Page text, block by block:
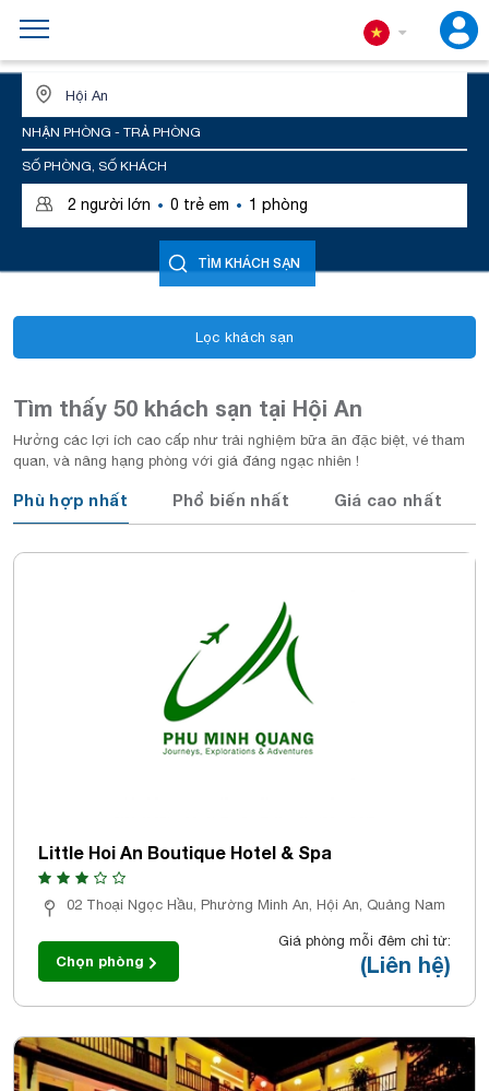
NHẬN PHÒNG - TRẢ PHÒNG
SỐ PHÒNG, SỐ KHÁCH
2 người lớn · 0 trẻ em · 1 phòng
TÌM KHÁCH SẠN
Lọc khách sạn
Tìm thấy 50 khách sạn tại Hội An
Hưởng các lợi ích cao cấp như trải nghiệm bữa ăn đặc biệt, vé tham
quan, và nâng hạng phòng với giá đáng ngạc nhiên !
Phù hợp nhất Phổ biến nhất Giá cao nhất
Little Hoi An Boutique Hotel & Spa
02 Thoại Ngọc Hầu, Phường Minh An, Hội An, Quảng Nam
Giá phòng mỗi đêm chỉ từ:
(Liên hệ)
Chọn phòng